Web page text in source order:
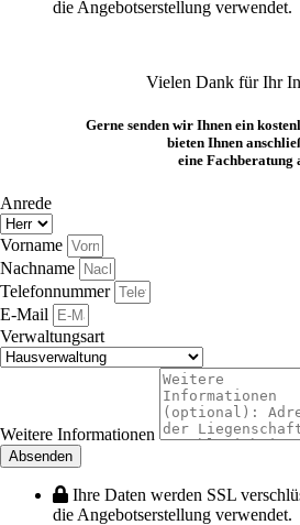
die Angebotserstellung verwendet.
Vielen Dank für Ihr
Gerne senden wir Ihnen ein
bieten Ihnen
eine Fachberatung
Anrede
Vorname
Nachname
Telefonnummer
E-Mail
Verwaltungsart
Weitere Informationen
Absenden
Ihre Daten werden SSL
die Angebotserstellung verwendet.